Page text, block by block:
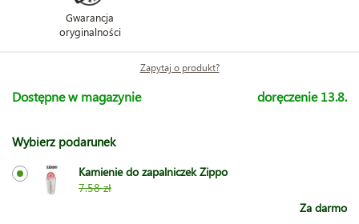
Gwarancja
oryginalności
Zapytaj o produkt?
Dostępne w magazynie doręczenie 13.8.
Wybierz podarunek
Kamienie do zapalniczek Zippo
7.58 zł
Za darmo